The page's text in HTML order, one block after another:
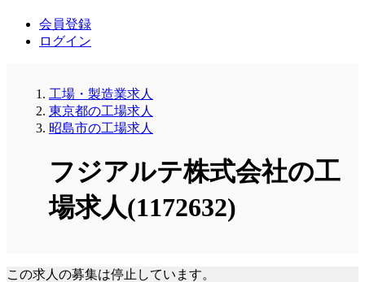
会員登録
ログイン
工場・製造業求人
東京都の工場求人
昭島市の工場求人
フジアルテ株式会社の工
場求人(1172632)
この求人の募集は停止しています。